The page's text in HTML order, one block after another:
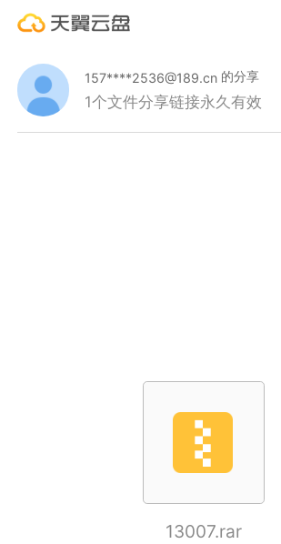
157****2536@189.cn 的分享
1个文件分享链接永久有效
13007.rar